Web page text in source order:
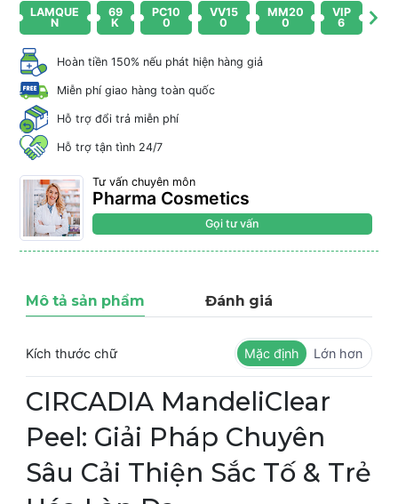
LAMQUE
N
69
K
PC10
0
VV15
0
MM20
0
VIP
6
Hoàn tiền 150% nếu phát hiện hàng giả
Miễn phí giao hàng toàn quốc
Hỗ trợ đổi trả miễn phí
Hỗ trợ tận tình 24/7
Tư vấn chuyên môn
Pharma Cosmetics
Gọi tư vấn
Mô tả sản phẩm Đánh giá
Kích thước chữ Mặc định Lớn hơn
CIRCADIA MandeliClear
Peel: Giải Pháp Chuyên
Sâu Cải Thiện Sắc Tố & Trẻ